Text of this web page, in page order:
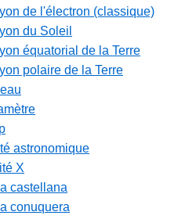
de l'électron (classique)
du Soleil
équatorial de la Terre
polaire de la Terre
astronomique
X
castellana
conuquera